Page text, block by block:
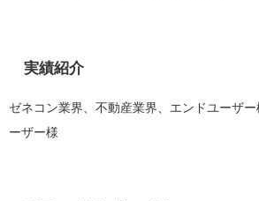
実績紹介
ゼネコン業界、不動産業界、エンドユーザー
ーザー様